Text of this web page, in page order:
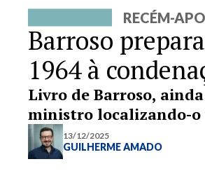
RECÉM-
Barroso
1964 à
Livro de Barroso,
ministro localizando-o
13/12/2025
GUILHERME AMADO